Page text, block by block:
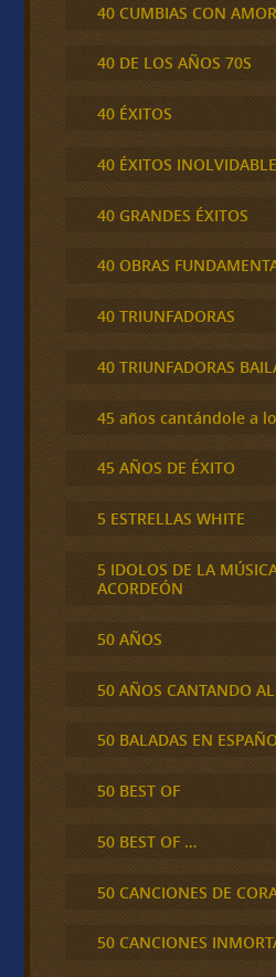
40 CUMBIAS CON AMOR
40 DE LOS AÑOS 70S
40 ÉXITOS
40 ÉXITOS
40 GRANDES ÉXITOS
40 OBRAS
40 TRIUNFADORAS
40 TRIUNFADORAS
45 años cantándole a
45 AÑOS DE ÉXITO
5 ESTRELLAS WHITE
5 IDOLOS DE LA
ACORDEÓN
50 AÑOS
50 AÑOS CANTANDO
50 BALADAS EN
50 BEST OF
50 BEST OF …
50 CANCIONES DE
50 CANCIONES